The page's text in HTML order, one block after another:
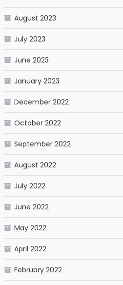
August 2023
July 2023
June 2023
January 2023
December 2022
October 2022
September 2022
August 2022
July 2022
June 2022
May 2022
April 2022
February 2022